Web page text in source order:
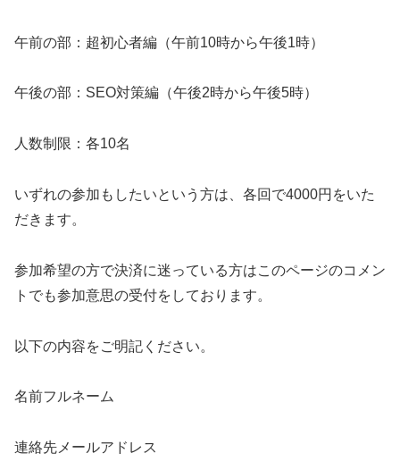
午前の部：超初心者編（午前10時から午後1時）
午後の部：SEO対策編（午後2時から午後5時）
人数制限：各10名
いずれの参加もしたいという方は、各回で4000円をいた
だきます。
参加希望の方で決済に迷っている方はこのページのコメン
トでも参加意思の受付をしております。
以下の内容をご明記ください。
名前フルネーム
連絡先メールアドレス